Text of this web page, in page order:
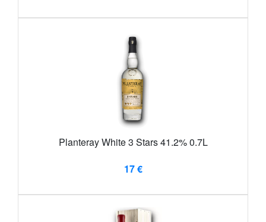
Planteray White 3 Stars 41.2% 0.7L
17 €